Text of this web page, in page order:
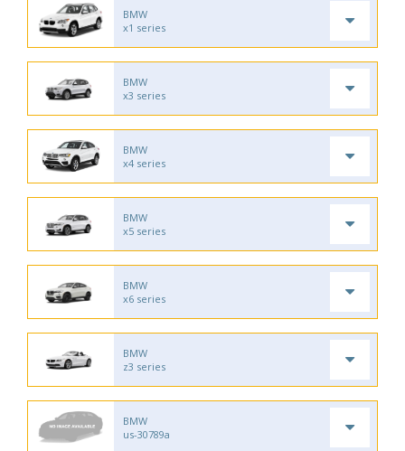
BMW
x1 series
BMW
x3 series
BMW
x4 series
BMW
x5 series
BMW
x6 series
BMW
z3 series
BMW
us-30789a